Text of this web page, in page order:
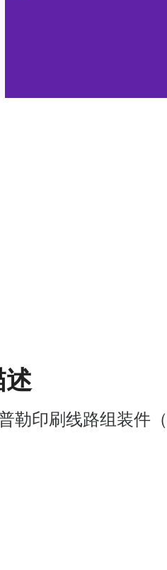
勒印刷线路组装件